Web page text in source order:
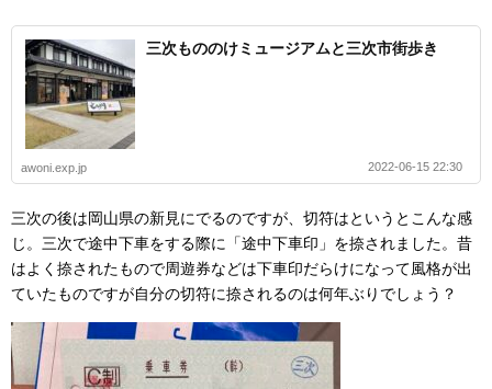
三次もののけミュージアムと三次市街歩き
awoni.exp.jp 2022-06-15 22:30
三次の後は岡山県の新見にでるのですが、切符はというとこんな感
じ。三次で途中下車をする際に「途中下車印」を捺されました。昔
はよく捺されたもので周遊券などは下車印だらけになって風格が出
ていたものですが自分の切符に捺されるのは何年ぶりでしょう？